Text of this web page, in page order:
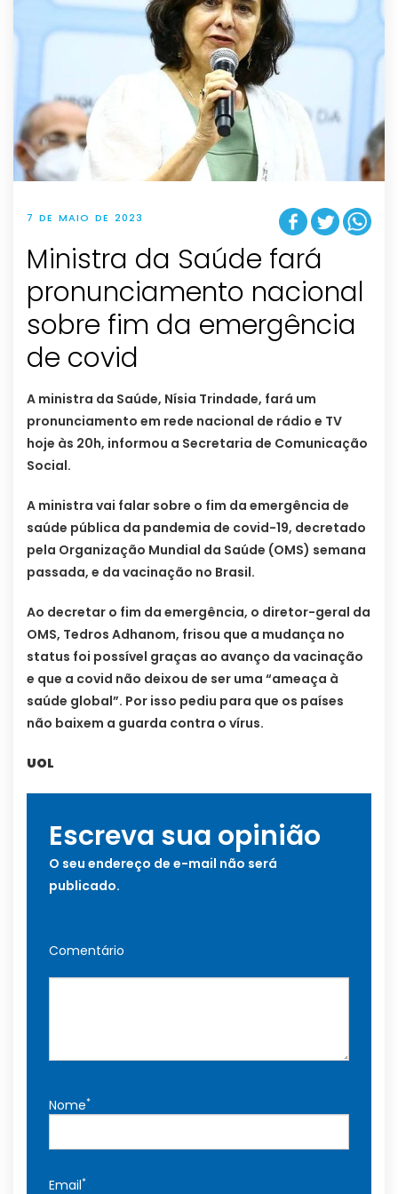
7 DE MAIO DE 2023
Ministra da Saúde fará
pronunciamento nacional
sobre fim da emergência
de covid
A ministra da Saúde, Nísia Trindade, fará um
pronunciamento em rede nacional de rádio e TV
hoje às 20h, informou a Secretaria de Comunicação
Social.
A ministra vai falar sobre o fim da emergência de
saúde pública da pandemia de covid-19, decretado
pela Organização Mundial da Saúde (OMS) semana
passada, e da vacinação no Brasil.
Ao decretar o fim da emergência, o diretor-geral da
OMS, Tedros Adhanom, frisou que a mudança no
status foi possível graças ao avanço da vacinação
e que a covid não deixou de ser uma “ameaça à
saúde global”. Por isso pediu para que os países
não baixem a guarda contra o vírus.
UOL
Escreva sua opinião
O seu endereço de e-mail não será
publicado.
Comentário
Nome*
Email*